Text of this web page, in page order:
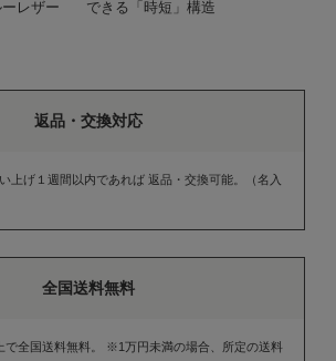
レザー
できる「時短」構造
返品・交換対応
上げ１週間以内であれば 返品・交換可能。（名入
全国送料無料
で全国送料無料。 ※1万円未満の場合、所定の送料